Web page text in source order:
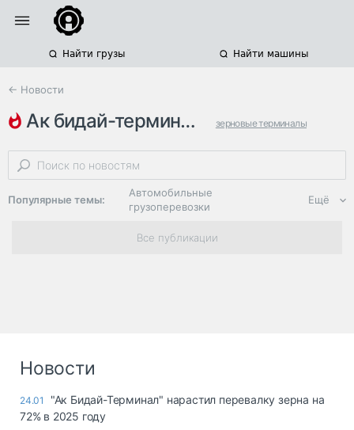
Найти грузы Найти машины
← Новости
ак бидай-терминал зерновые терминалы
морские терминалы порт актау
Популярные темы:
Автомобильные
грузоперевозки
Региональная
логистика
опасные грузы
Ещё
Все публикации
Новости
24.01
"Ак Бидай-Терминал" нарастил перевалку зерна на
72% в 2025 году